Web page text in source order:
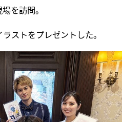
を訪問。
ストをプレゼントした。